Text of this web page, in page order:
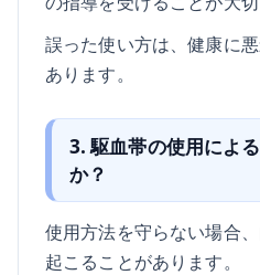
誤った使い方は、健康に
あります。
3. 駆血帯の使用によ
か？
使用方法を守らない場合
起こることがあります。